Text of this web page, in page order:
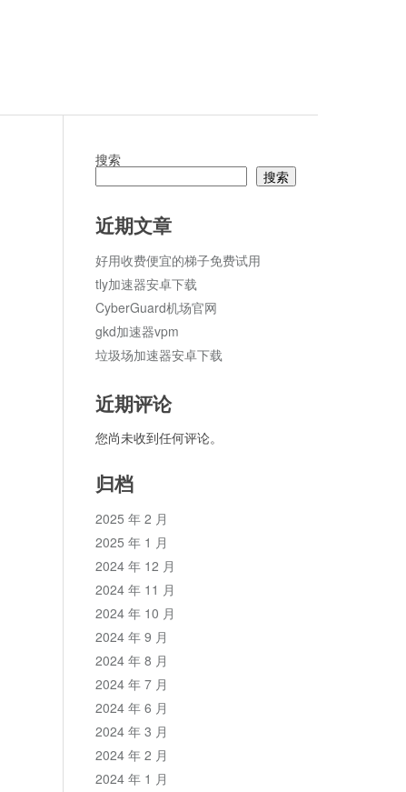
搜索
搜索
近期文章
好用收费便宜的梯子免费试用
tly加速器安卓下载
CyberGuard机场官网
gkd加速器vpm
垃圾场加速器安卓下载
近期评论
您尚未收到任何评论。
归档
2025 年 2 月
2025 年 1 月
2024 年 12 月
2024 年 11 月
2024 年 10 月
2024 年 9 月
2024 年 8 月
2024 年 7 月
2024 年 6 月
2024 年 3 月
2024 年 2 月
2024 年 1 月